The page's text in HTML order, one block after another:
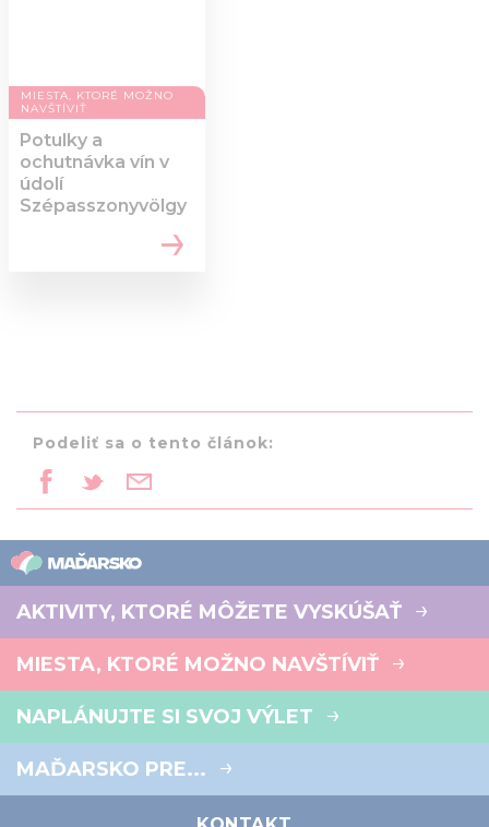
MIESTA, KTORÉ MOŽNO
NAVŠTÍVIŤ
Potulky a
ochutnávka vín v
údolí
Szépasszonyvölgy
Podeliť sa o tento článok:
AKTIVITY, KTORÉ MÔŽETE VYSKÚŠAŤ
MIESTA, KTORÉ MOŽNO NAVŠTÍVIŤ
NAPLÁNUJTE SI SVOJ VÝLET
MAĎARSKO PRE...